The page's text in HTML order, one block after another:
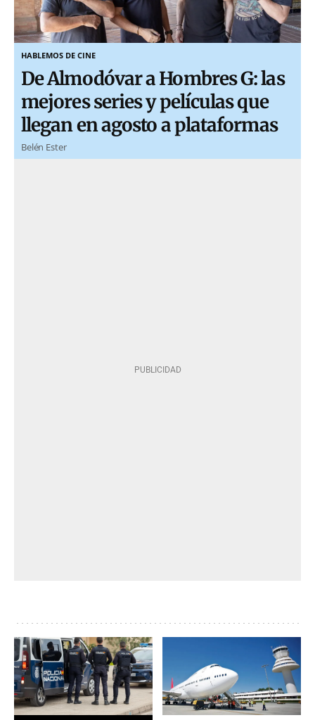
HABLEMOS DE CINE
De Almodóvar a Hombres G: las
mejores series y películas que
llegan en agosto a plataformas
Belén Ester